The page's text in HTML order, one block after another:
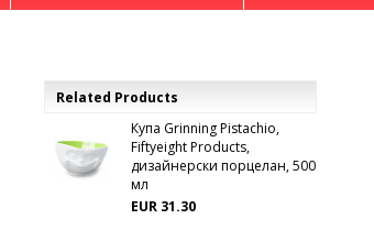
Related Products
Купа Grinning Pistachio,
Fiftyeight Products,
дизайнерски порцелан, 500
мл
EUR 31.30